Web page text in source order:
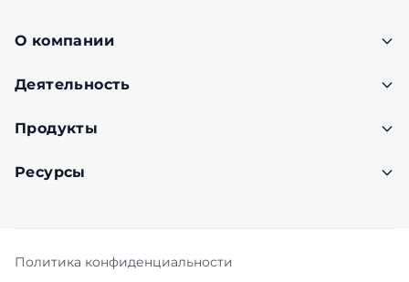
О компании
Деятельность
Продукты
Ресурсы
Политика конфиденциальности